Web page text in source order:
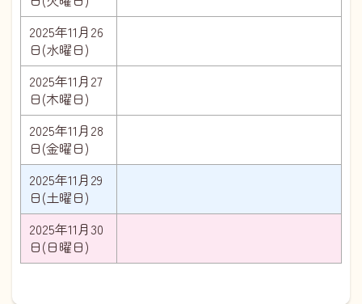
2025年11月26
日(水曜日)
2025年11月27
日(木曜日)
2025年11月28
日(金曜日)
2025年11月29
日(土曜日)
2025年11月30
日(日曜日)